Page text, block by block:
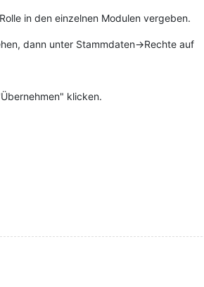
in den einzelnen Modulen vergeben.
dann unter Stammdaten->Rechte auf
klicken.